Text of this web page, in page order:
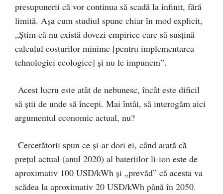
presupunerii că vor continua să scadă la infinit, fără
limită. Așa cum studiul spune chiar în mod explicit,
„Știm că nu există dovezi empirice care să susțină
calculul costurilor minime [pentru implementarea
tehnologiei ecologice] și nu le impunem”.
Acest lucru este atât de nebunesc, încât este dificil
să știi de unde să începi. Mai întâi, să interogăm aici
argumentul economic actual, nu?
Cercetătorii spun ce și-ar dori ei, când arată că
prețul actual (anul 2020) al bateriilor li-ion este de
aproximativ 100 USD/kWh și „prevăd” că acesta va
scădea la aproximativ 20 USD/kWh până în 2050.